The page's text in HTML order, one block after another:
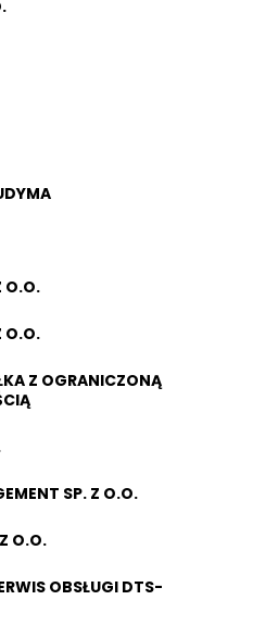
O.O.
O.O.
Z OGRANICZONĄ
SP. Z O.O.
O.O.
OBSŁUGI DTS-